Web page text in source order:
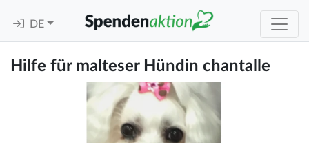
DE
Hilfe für malteser Hündin chantalle